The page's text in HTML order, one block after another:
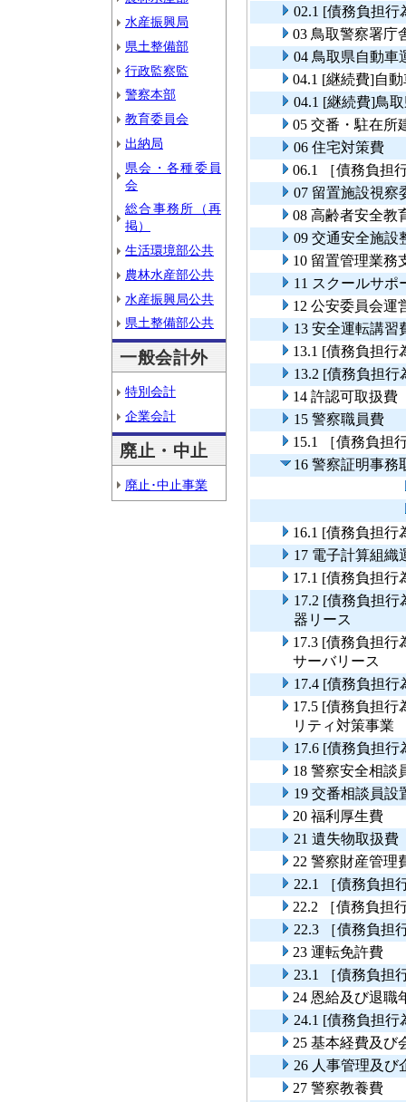
水産振興局
県土整備部
行政監察監
警察本部
教育委員会
出納局
県会・各種委員
会
総合事務所（再
掲）
生活環境部公共
農林水産部公共
水産振興局公共
県土整備部公共
一般会計外
特別会計
企業会計
廃止・中止
廃止･中止事業
02.1 [債務負担
03 鳥取警察署庁
04 鳥取県自動車
04.1 [継続費]自
04.1 [継続費]鳥
05 交番・駐在所
06 住宅対策費
06.1 ［債務負担
07 留置施設視察
08 高齢者安全教
09 交通安全施設
10 留置管理業務
11 スクールサポ
12 公安委員会運
13 安全運転講習
13.1 [債務負担
13.2 [債務負担
14 許認可取扱費
15 警察職員費
15.1 ［債務負担
16 警察証明事務
16.1 [債務負担
17 電子計算組織
17.1 [債務負担
17.2 [債務負担
器リース
17.3 [債務負担
サーバリース
17.4 [債務負担
17.5 [債務負担
リティ対策事業
17.6 [債務負担
18 警察安全相談
19 交番相談員設
20 福利厚生費
21 遺失物取扱費
22 警察財産管理
22.1 ［債務負担
22.2 ［債務負担
22.3 ［債務負担
23 運転免許費
23.1 ［債務負担
24 恩給及び退職
24.1 [債務負担
25 基本経費及び
26 人事管理及び
27 警察教養費